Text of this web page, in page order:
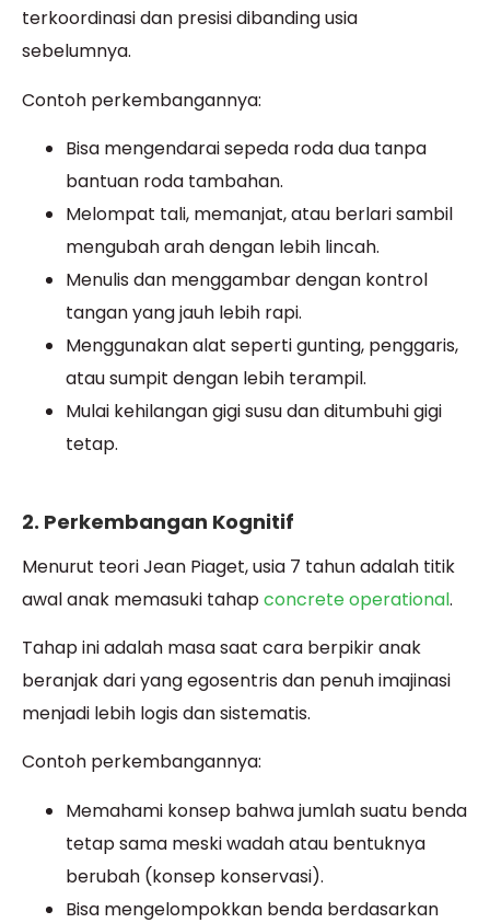
terkoordinasi dan presisi dibanding usia
sebelumnya.
Contoh perkembangannya:
Bisa mengendarai sepeda roda dua tanpa
bantuan roda tambahan.
Melompat tali, memanjat, atau berlari sambil
mengubah arah dengan lebih lincah.
Menulis dan menggambar dengan kontrol
tangan yang jauh lebih rapi.
Menggunakan alat seperti gunting, penggaris,
atau sumpit dengan lebih terampil.
Mulai kehilangan gigi susu dan ditumbuhi gigi
tetap.
2. Perkembangan Kognitif
Menurut teori Jean Piaget, usia 7 tahun adalah titik
awal anak memasuki tahapconcrete operational.
Tahap ini adalah masa saat cara berpikir anak
beranjak dari yang egosentris dan penuh imajinasi
menjadi lebih logis dan sistematis.
Contoh perkembangannya:
Memahami konsep bahwa jumlah suatu benda
tetap sama meski wadah atau bentuknya
berubah (konsep konservasi).
Bisa mengelompokkan benda berdasarkan